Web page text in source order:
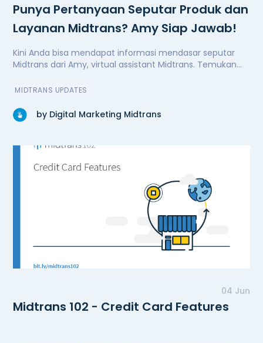
Punya Pertanyaan Seputar Produk dan
Layanan Midtrans? Amy Siap Jawab!
Kini Anda bisa mendapat informasi mendasar seputar
Midtrans dari Amy, virtual assistant Midtrans. Temukan
MIDTRANS UPDATES
by Digital Marketing Midtrans
04 Jun
Midtrans 102 - Credit Card Features